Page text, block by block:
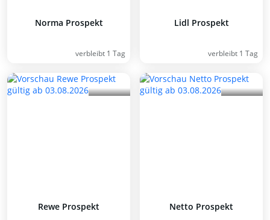
Norma Prospekt
verbleibt 1 Tag
Lidl Prospekt
verbleibt 1 Tag
Rewe Prospekt Netto Prospekt